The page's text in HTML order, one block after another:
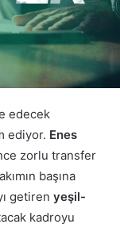
edecek
ediyor. Enes
zorlu transfer
başına
getiren yeşil-
kadroyu